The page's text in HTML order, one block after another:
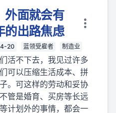
外面就会有
的出路焦虑
20 蓝领受雇者 制造业
活不下去，我见过许多
可以压缩生活成本、拼
。可这样的劳动和妥协
管是婚育、买房等长远
计划外的事情，都会一